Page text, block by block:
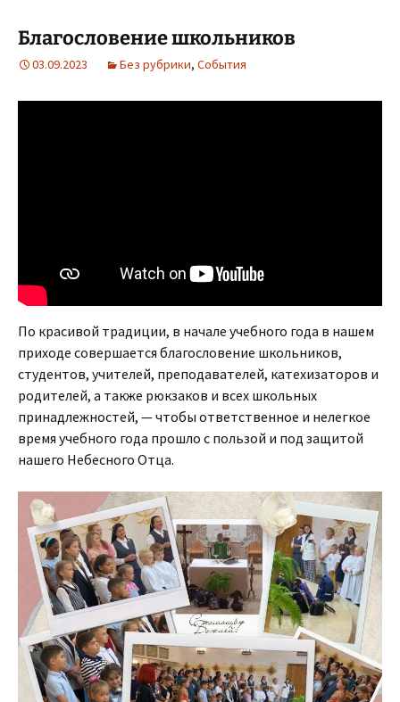
Благословение школьников
03.09.2023 Без рубрики, События
По красивой традиции, в начале учебного года в нашем
приходе совершается благословение школьников,
студентов, учителей, преподавателей, катехизаторов и
родителей, а также рюкзаков и всех школьных
принадлежностей, — чтобы ответственное и нелегкое
время учебного года прошло с пользой и под защитой
нашего Небесного Отца.